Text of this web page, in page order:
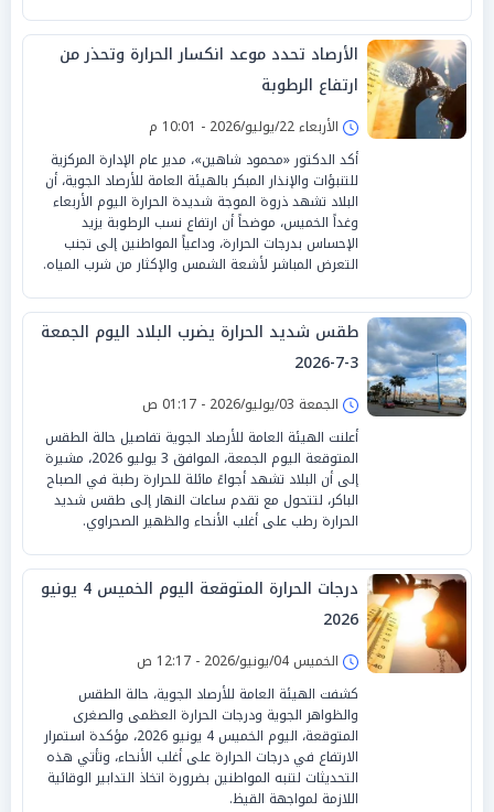
الأرصاد تحدد موعد انكسار الحرارة وتحذر من
ارتفاع الرطوبة
الأربعاء 22/يوليو/2026 - 10:01 م
أكد الدكتور «محمود شاهين»، مدير عام الإدارة المركزية
للتنبؤات والإنذار المبكر بالهيئة العامة للأرصاد الجوية، أن
البلاد تشهد ذروة الموجة شديدة الحرارة اليوم الأربعاء
وغداً الخميس، موضحاً أن ارتفاع نسب الرطوبة يزيد
الإحساس بدرجات الحرارة، وداعياً المواطنين إلى تجنب
التعرض المباشر لأشعة الشمس والإكثار من شرب المياه.
طقس شديد الحرارة يضرب البلاد اليوم الجمعة
3-7-2026
الجمعة 03/يوليو/2026 - 01:17 ص
أعلنت الهيئة العامة للأرصاد الجوية تفاصيل حالة الطقس
المتوقعة اليوم الجمعة، الموافق 3 يوليو 2026، مشيرة
إلى أن البلاد تشهد أجواءً مائلة للحرارة رطبة في الصباح
الباكر، لتتحول مع تقدم ساعات النهار إلى طقس شديد
الحرارة رطب على أغلب الأنحاء والظهير الصحراوي.
درجات الحرارة المتوقعة اليوم الخميس 4 يونيو
2026
الخميس 04/يونيو/2026 - 12:17 ص
كشفت الهيئة العامة للأرصاد الجوية، حالة الطقس
والظواهر الجوية ودرجات الحرارة العظمى والصغرى
المتوقعة، اليوم الخميس 4 يونيو 2026، مؤكدة استمرار
الارتفاع في درجات الحرارة على أغلب الأنحاء، وتأتي هذه
التحديثات لتنبه المواطنين بضرورة اتخاذ التدابير الوقائية
اللازمة لمواجهة القيظ.